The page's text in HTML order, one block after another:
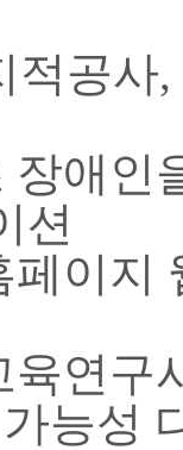
적공사
장애인
션
페이지
육연구
능성